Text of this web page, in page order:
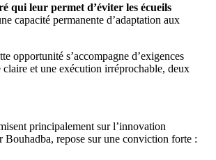
qui leur permet d’éviter les écueils
capacité permanente d’adaptation aux
opportunité s’accompagne d’exigences
claire et une exécution irréprochable, deux
principalement sur l’innovation
repose sur une conviction forte :